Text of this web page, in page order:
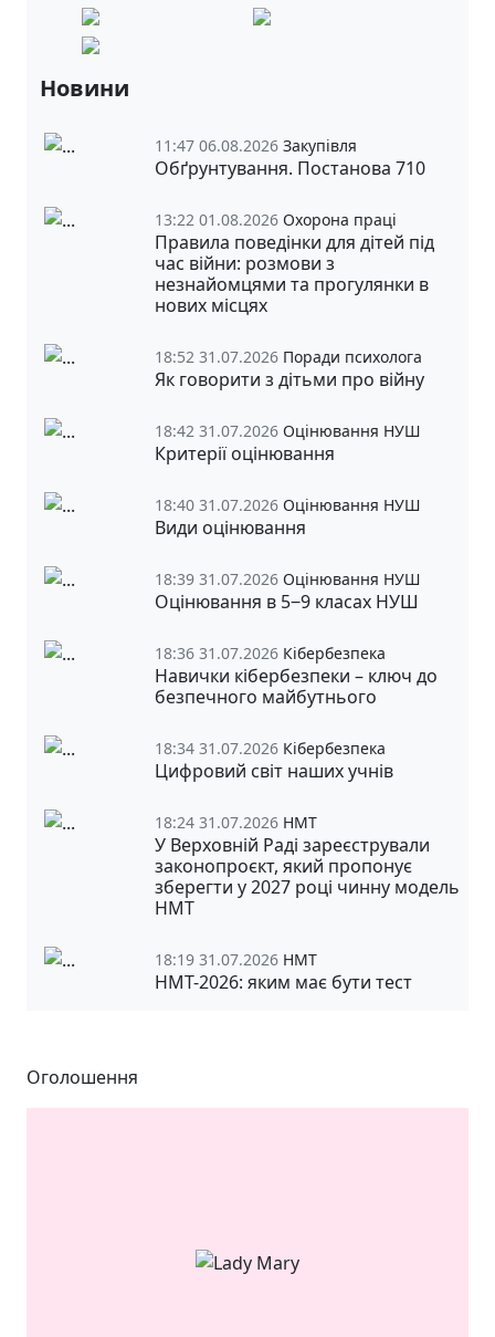
Новини
11:47 06.08.2026 Закупівля
Обґрунтування. Постанова 710
13:22 01.08.2026 Охорона праці
Правила поведінки для дітей під
час війни: розмови з
незнайомцями та прогулянки в
нових місцях
18:52 31.07.2026 Поради психолога
Як говорити з дітьми про війну
18:42 31.07.2026 Оцінювання НУШ
Критерії оцінювання
18:40 31.07.2026 Оцінювання НУШ
Види оцінювання
18:39 31.07.2026 Оцінювання НУШ
Оцінювання в 5‒9 класах НУШ
18:36 31.07.2026 Кібербезпека
Навички кібербезпеки – ключ до
безпечного майбутнього
18:34 31.07.2026 Кібербезпека
Цифровий світ наших учнів
18:24 31.07.2026 НМТ
У Верховній Раді зареєстрували
законопроєкт, який пропонує
зберегти у 2027 році чинну модель
НМТ
18:19 31.07.2026 НМТ
НМТ-2026: яким має бути тест
Оголошення